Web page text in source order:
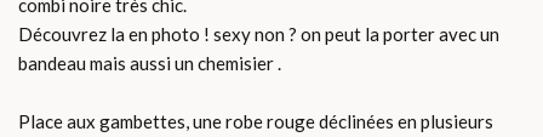
combi noire très chic.
Découvrez la en photo ! sexy non ? on peut la porter avec un
bandeau mais aussi un chemisier .
Place aux gambettes, une robe rouge déclinées en plusieurs